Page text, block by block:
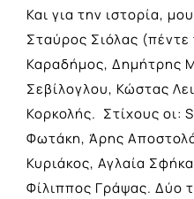
Και για την ιστορία,
Σταύρος Σιόλας
Καραδήμος, Δημήτρης
Σεβίλογλου, Κώστας
Κορκολής. Στίχους οι:
Φωτάκη, Άρης
Κυριάκος, Αγλαία
Φίλιππος Γράψας. Δύο